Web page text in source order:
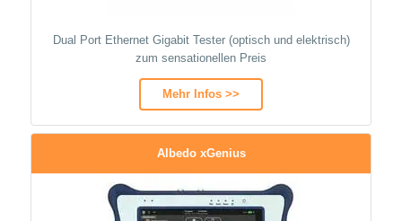
Dual Port Ethernet Gigabit Tester (optisch und elektrisch)
zum sensationellen Preis
Mehr Infos >>
Albedo xGenius